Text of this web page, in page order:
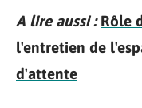
A lire aussi : Rôle
l'entretien de
d'attente